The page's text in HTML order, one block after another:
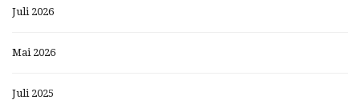
Juli 2026
Mai 2026
Juli 2025